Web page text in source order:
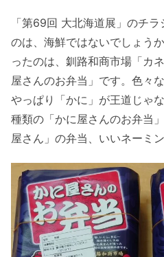
「第69回 大北海道展」のチ
のは、海鮮ではないでしょう
ったのは、釧路和商市場「カ
屋さんのお弁当」です。色々
やっぱり「かに」が王道じゃ
種類の「かに屋さんのお弁当
屋さん」の弁当、いいネーミン